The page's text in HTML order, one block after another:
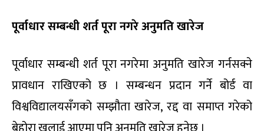
पूर्वाधार सम्बन्धी शर्त पूरा नगरे अनुमति खारेज
पूर्वाधार सम्बन्धी शर्त पूरा नगरेमा अनुमति खारेज गर्नसक्ने
प्रावधान राखिएको छ । सम्बन्धन प्रदान गर्ने बोर्ड वा
विश्वविद्यालयसँगको सम्झौता खारेज, रद्द वा समाप्त गरेको